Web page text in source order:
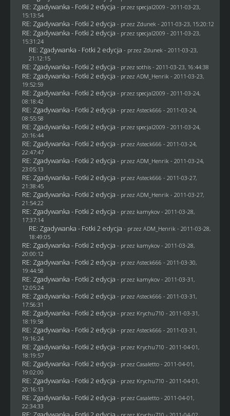
RE: Zgadywanka - Fotki 2 edycja - przez specjal2009 - 2011-03-23,
15:13:54
RE: Zgadywanka - Fotki 2 edycja - przez Zdunek- 2011-03-23, 15:20:12
RE: Zgadywanka - Fotki 2 edycja - przez specjal2009 - 2011-03-23,
15:31:24
RE: Zgadywanka - Fotki 2 edycja - przez Zdunek- 2011-03-23,
21:12:15
RE: Zgadywanka - Fotki 2 edycja - przez sothis- 2011-03-23, 16:44:38
RE: Zgadywanka - Fotki 2 edycja - przez ADM_Henrik- 2011-03-23,
19:52:59
RE: Zgadywanka - Fotki 2 edycja - przez specjal2009 - 2011-03-24,
08:18:42
RE: Zgadywanka - Fotki 2 edycja - przez Asteck666 - 2011-03-24,
08:55:58
RE: Zgadywanka - Fotki 2 edycja - przez specjal2009 - 2011-03-24,
20:16:44
RE: Zgadywanka - Fotki 2 edycja - przez Asteck666 - 2011-03-24,
22:47:47
RE: Zgadywanka - Fotki 2 edycja - przez ADM_Henrik- 2011-03-24,
23:05:13
RE: Zgadywanka - Fotki 2 edycja - przez Asteck666 - 2011-03-27,
21:38:45
RE: Zgadywanka - Fotki 2 edycja - przez ADM_Henrik- 2011-03-27,
21:54:22
RE: Zgadywanka - Fotki 2 edycja - przez kamykov- 2011-03-28,
17:37:14
RE: Zgadywanka - Fotki 2 edycja - przez ADM_Henrik- 2011-03-28,
18:49:05
RE: Zgadywanka - Fotki 2 edycja - przez kamykov- 2011-03-28,
20:00:12
RE: Zgadywanka - Fotki 2 edycja - przez Asteck666 - 2011-03-30,
19:44:58
RE: Zgadywanka - Fotki 2 edycja - przez kamykov- 2011-03-31,
12:05:24
RE: Zgadywanka - Fotki 2 edycja - przez Asteck666 - 2011-03-31,
17:56:31
RE: Zgadywanka - Fotki 2 edycja - przez Krychu710 - 2011-03-31,
18:19:58
RE: Zgadywanka - Fotki 2 edycja - przez Asteck666 - 2011-03-31,
19:16:24
RE: Zgadywanka - Fotki 2 edycja - przez Krychu710 - 2011-04-01,
18:19:57
RE: Zgadywanka - Fotki 2 edycja - przez Casaletto- 2011-04-01,
19:02:00
RE: Zgadywanka - Fotki 2 edycja - przez Krychu710 - 2011-04-01,
20:16:13
RE: Zgadywanka - Fotki 2 edycja - przez Casaletto- 2011-04-01,
22:34:33